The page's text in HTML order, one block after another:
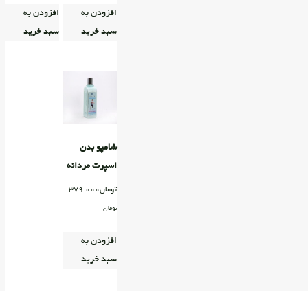
افزودن به
سبد خرید
افزودن به
سبد خرید
شامپو بدن
اسپرت مردانه
تومان379.000
تومان
افزودن به
سبد خرید